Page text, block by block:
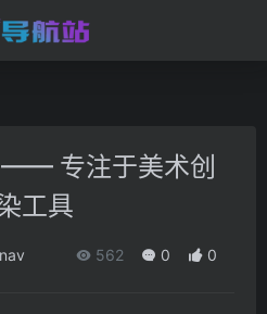
专注于美术创
工具
562 0 0